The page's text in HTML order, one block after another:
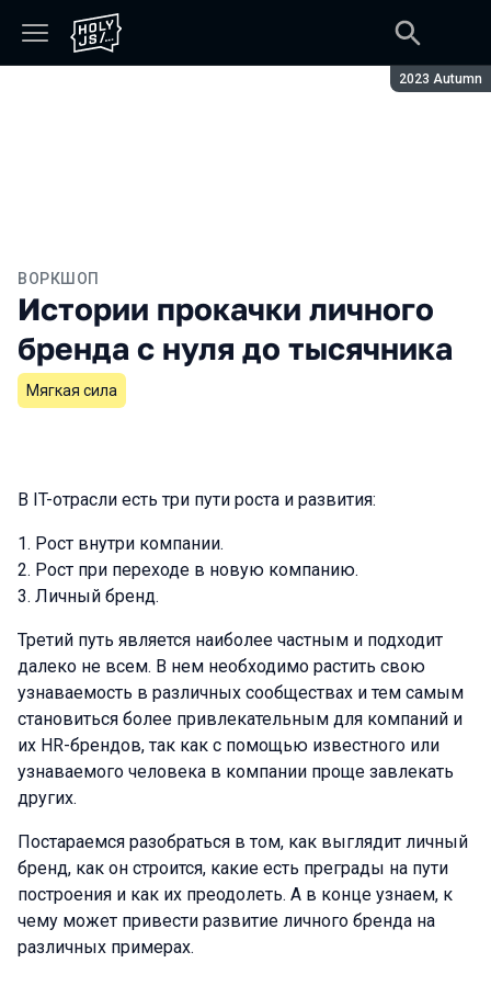
Сезон:
2023 Autumn
ВОРКШОП
Истории прокачки личного
бренда с нуля до тысячника
Мягкая сила
В IT-отрасли есть три пути роста и развития:
Рост внутри компании.
Рост при переходе в новую компанию.
Личный бренд.
Третий путь является наиболее частным и подходит
далеко не всем. В нем необходимо растить свою
узнаваемость в различных сообществах и тем самым
становиться более привлекательным для компаний и
их HR-брендов, так как с помощью известного или
узнаваемого человека в компании проще завлекать
других.
Постараемся разобраться в том, как выглядит личный
бренд, как он строится, какие есть преграды на пути
построения и как их преодолеть. А в конце узнаем, к
чему может привести развитие личного бренда на
различных примерах.